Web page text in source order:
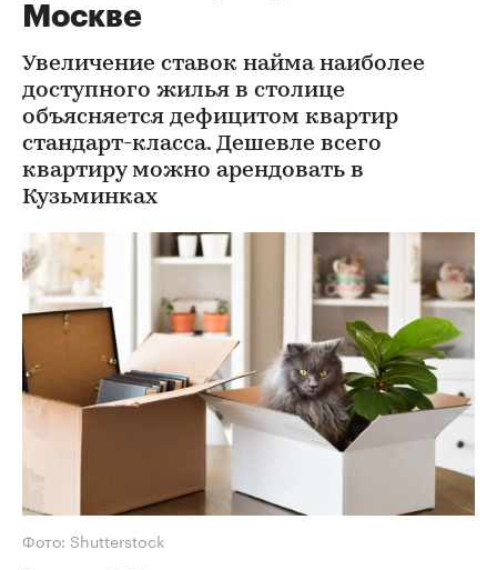
Москве
Увеличение ставок найма наиболее
доступного жилья в столице
объясняется дефицитом квартир
стандарт-класса. Дешевле всего
квартиру можно арендовать в
Кузьминках
Фото: Shutterstock